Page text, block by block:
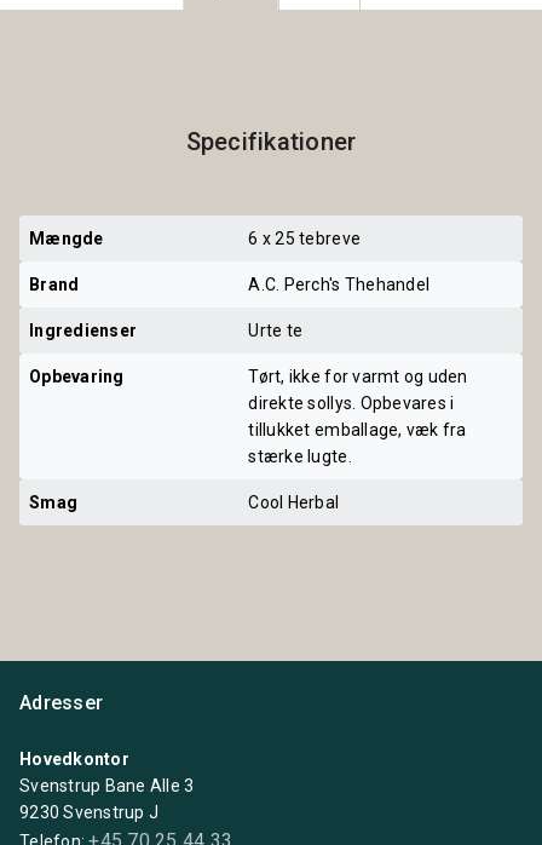
Specifikationer
Mængde 6 x 25 tebreve
Brand A.C. Perch's Thehandel
Ingredienser Urte te
Opbevaring
Tørt, ikke for varmt og uden
direkte sollys. Opbevares i
tillukket emballage, væk fra
stærke lugte.
Smag Cool Herbal
Adresser
Hovedkontor
Svenstrup Bane Alle 3
9230 Svenstrup J